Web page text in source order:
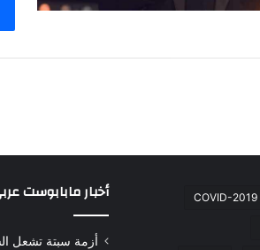
COVID-2019 أخبار مابابوست
أزمة سبتة تشعل